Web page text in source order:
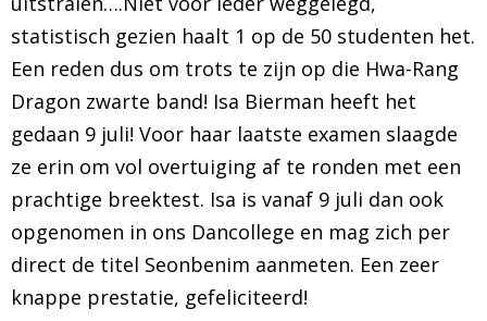
CONTACT
PRAKTISCHE ZELFVERDEDIGINGSCURSUS
statistisch gezien haalt 1 op de 50 studenten het.
Een reden dus om trots te zijn op die Hwa-Rang
Dragon zwarte band! Isa Bierman heeft het
gedaan 9 juli! Voor haar laatste examen slaagde
ze erin om vol overtuiging af te ronden met een
prachtige breektest. Isa is vanaf 9 juli dan ook
opgenomen in ons Dancollege en mag zich per
direct de titel Seonbenim aanmeten. Een zeer
knappe prestatie, gefeliciteerd!